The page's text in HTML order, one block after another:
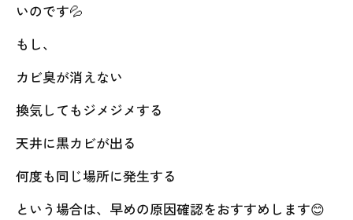
いのです💦
もし、
カビ臭が消えない
換気してもジメジメする
天井に黒カビが出る
何度も同じ場所に発生する
という場合は、早めの原因確認をおすすめします😊